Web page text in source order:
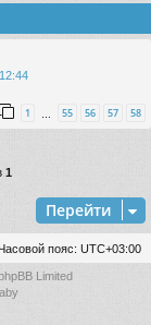
1 … 55 56 57 58
1
Перейти
пояс: UTC+03:00
Limited